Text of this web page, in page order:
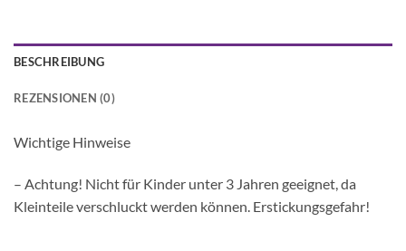
BESCHREIBUNG
REZENSIONEN (0)
Wichtige Hinweise
– Achtung! Nicht für Kinder unter 3 Jahren geeignet, da
Kleinteile verschluckt werden können. Erstickungsgefahr!